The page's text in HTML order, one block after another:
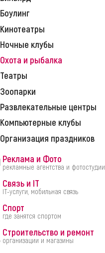
Боулинг
Кинотеатры
Ночные клубы
Охота и рыбалка
Театры
Зоопарки
Развлекательные центры
Компьютерные клубы
Организация праздников
Реклама и Фото
рекламные агентства и фотостудии
Связь и IT
IT-услуги, мобильная связь
Спорт
где занятся спортом
Строительство и ремонт
организации и магазины